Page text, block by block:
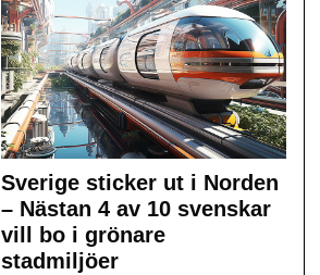
Sverige sticker ut i Norden
– Nästan 4 av 10 svenskar
vill bo i grönare
stadmiljöer